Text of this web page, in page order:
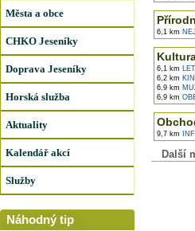
Města a obce
CHKO Jeseníky
Doprava Jeseníky
Horská služba
Aktuality
Kalendář akcí
Služby
Náhodný tip
6,1 km
6,1 km
6,2 km
6,9 km
6,9 km
9,7 km
Další